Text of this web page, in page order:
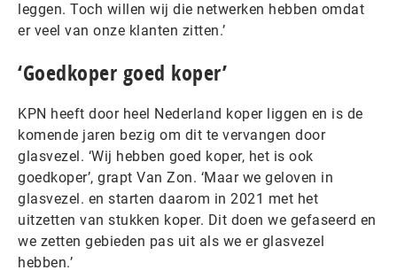
leggen. Toch willen wij die netwerken hebben omdat
er veel van onze klanten zitten.’
‘Goedkoper goed koper’
KPN heeft door heel Nederland koper liggen en is de
komende jaren bezig om dit te vervangen door
glasvezel. ‘Wij hebben goed koper, het is ook
goedkoper’, grapt Van Zon. ‘Maar we geloven in
glasvezel. en starten daarom in 2021 met het
uitzetten van stukken koper. Dit doen we gefaseerd en
we zetten gebieden pas uit als we er glasvezel
hebben.’